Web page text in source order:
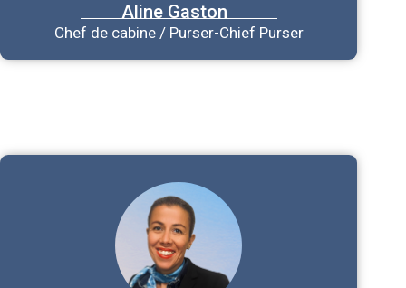
Aline Gaston
Chef de cabine / Purser-Chief Purser